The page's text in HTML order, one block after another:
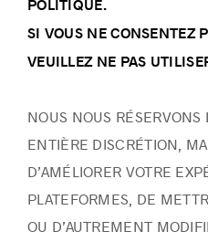
POLITIQUE.
SI VOUS NE CONSENTEZ
VEUILLEZ NE PAS
NOUS NOUS RÉSERVONS
ENTIÈRE DISCRÉTION,
D’AMÉLIORER VOTRE
PLATEFORMES, DE
OU D’AUTREMENT